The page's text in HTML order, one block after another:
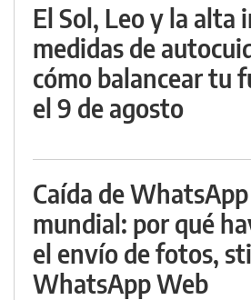
El Sol, Leo y la alta
medidas de
cómo balancear tu
el 9 de agosto
Caída de
mundial: por qué
el envío de fotos,
WhatsApp Web